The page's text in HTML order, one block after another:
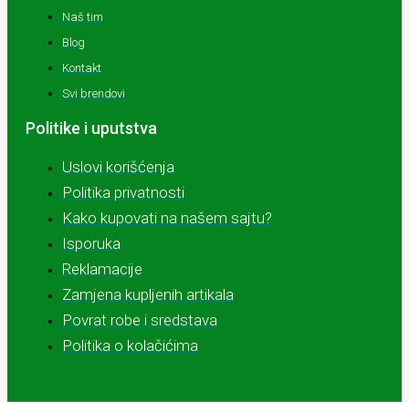
Naš tim
Blog
Kontakt
Svi brendovi
Politike i uputstva
Uslovi korišćenja
Politika privatnosti
Kako kupovati na našem sajtu?
Isporuka
Reklamacije
Zamjena kupljenih artikala
Povrat robe i sredstava
Politika o kolačićima